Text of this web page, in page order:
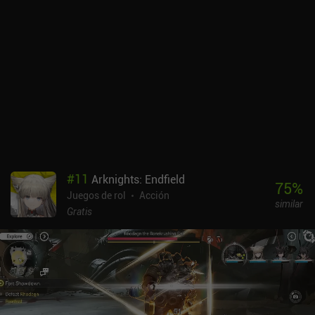
#11 Arknights: Endfield
Juegos de rol
Acción
Gratis
75%
similar